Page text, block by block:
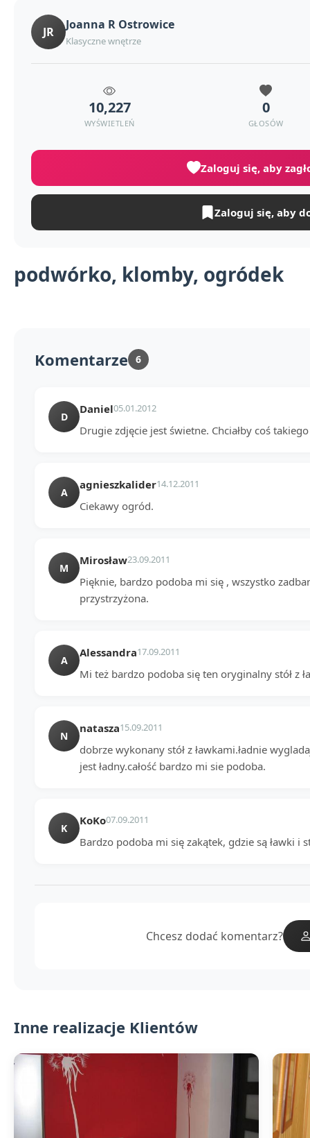
podwórko, klomby, ogródek
JR Joanna R Ostrowice
Klasyczne wnętrze
10,227
WYŚWIETLEŃ
0
GŁOSÓW
Zaloguj się, aby
Zaloguj się, aby
Komentarze 6
D
Daniel05.01.2012
Drugie zdjęcie jest świetne. Chciałby coś
A
agnieszkalider14.12.2011
Ciekawy ogród.
M
Mirosław23.09.2011
Pięknie, bardzo podoba mi się , wszystko
przystrzyżona.
A
Alessandra17.09.2011
Mi też bardzo podoba się ten oryginalny stół z
N
natasza15.09.2011
dobrze wykonany stół z ławkami.ładnie
jest ładny.całość bardzo mi sie podoba.
K
KoKo07.09.2011
Bardzo podoba mi się zakątek, gdzie są ławki i
Chcesz dodać komentarz?
Inne realizacje Klientów